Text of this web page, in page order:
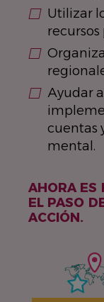
Utilizar
recursos
Ayudar
cuentas
mental.
AHORA ES
EL PASO
ACCIÓN.